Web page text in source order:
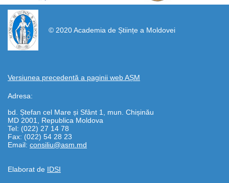
© 2020 Academia de Științe a Moldovei
Versiunea precedentă a paginii web AȘM
Adresa:
bd. Ștefan cel Mare și Sfânt 1, mun. Chișinău
MD 2001, Republica Moldova
Tel: (022) 27 14 78
Fax: (022) 54 28 23
Email: consiliu@asm.md
Elaborat de IDSI
https://propletenie.ru/